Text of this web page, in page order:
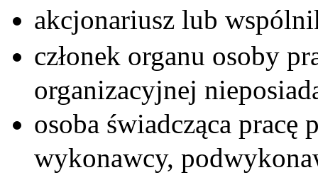
akcjonariusz lub
członek organu osoby
organizacyjnej
osoba świadcząca
wykonawcy,